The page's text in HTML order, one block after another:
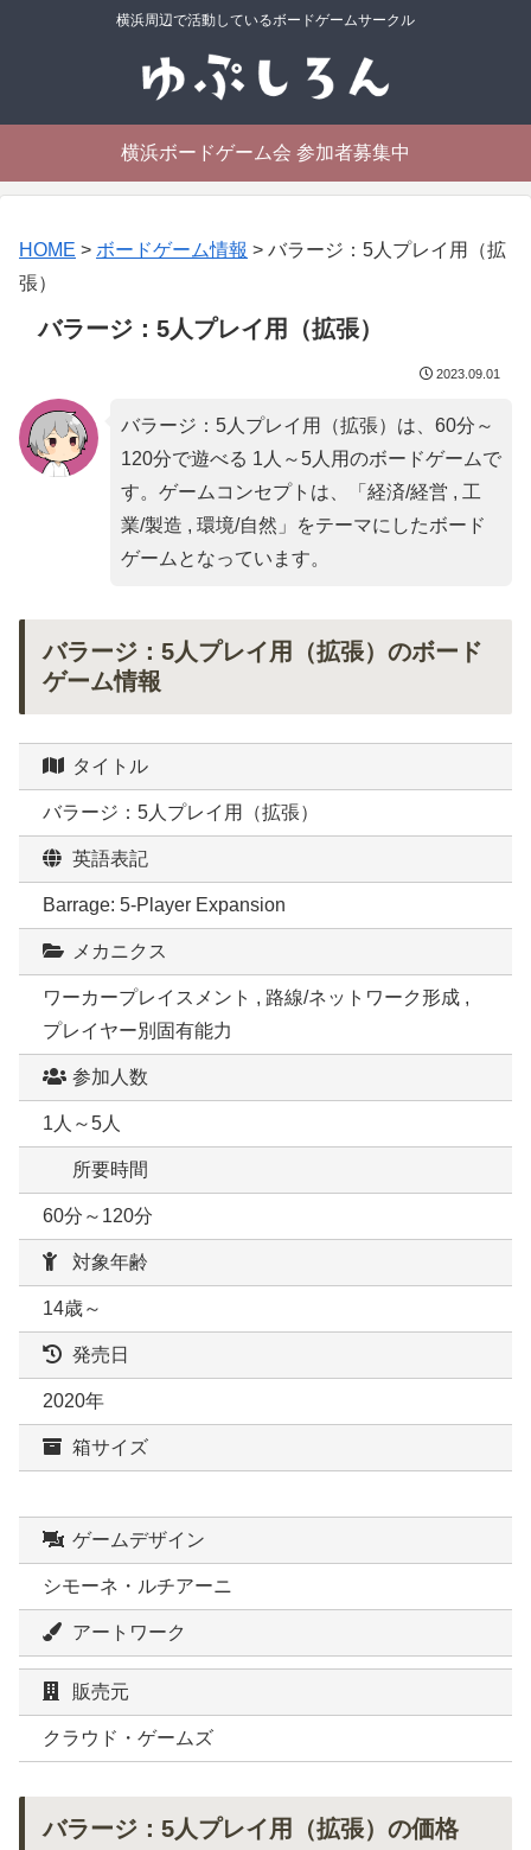
横浜周辺で活動しているボードゲームサークル
横浜ボードゲーム会 参加者募集中
HOME > ボードゲーム情報 > バラージ：5人プレイ用（拡
張）
バラージ：5人プレイ用（拡張）
2023.09.01
バラージ：5人プレイ用（拡張）は、60分～
120分で遊べる 1人～5人用のボードゲームで
す。ゲームコンセプトは、「 経済/経営 , 工
業/製造 , 環境/自然 」をテーマにしたボード
ゲームとなっています。
バラージ：5人プレイ用（拡張）のボード
ゲーム情報
タイトル
バラージ：5人プレイ用（拡張）
英語表記
Barrage: 5-Player Expansion
メカニクス
ワーカープレイスメント , 路線/ネットワーク形成 ,
プレイヤー別固有能力
参加人数
1人～5人
所要時間
60分～120分
対象年齢
14歳～
発売日
2020年
箱サイズ
ゲームデザイン
シモーネ・ルチアーニ
アートワーク
販売元
クラウド・ゲームズ
バラージ：5人プレイ用（拡張）の価格